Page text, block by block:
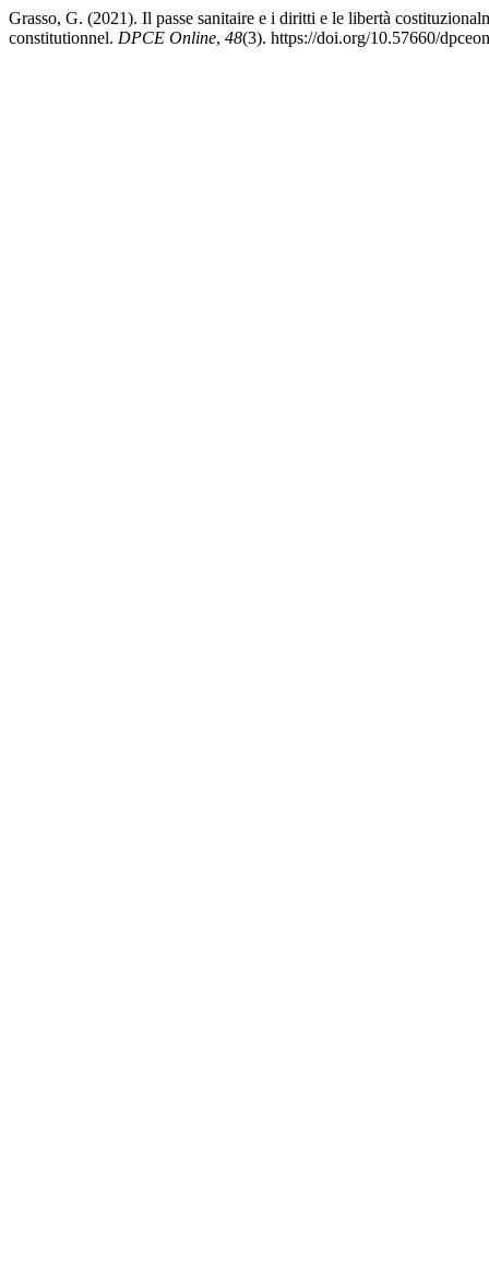
Grasso, G. (2021). Il passe sanitaire e i diritti e le libertà
constitutionnel. DPCE Online, 48(3). https://doi.org/10.57660/